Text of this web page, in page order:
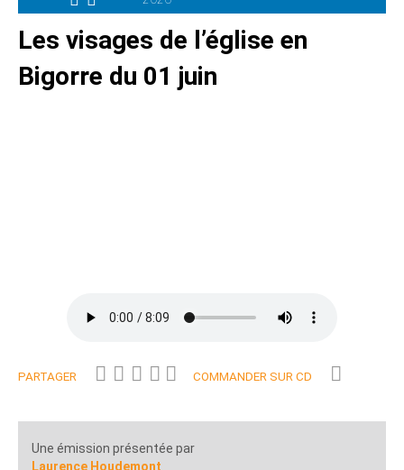
Les visages de l’église en
Bigorre du 01 juin
PARTAGER COMMANDER SUR CD
Une émission présentée par
Laurence Houdemont